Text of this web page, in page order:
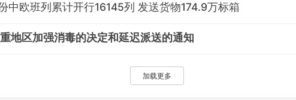
中欧班列累计开行16145列 发送货物174.9万标箱
地区加强消毒的决定和延迟派送的通知
加载更多